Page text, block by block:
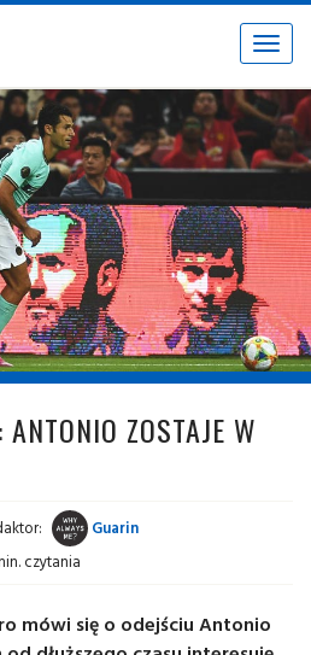
Toggle
ANTONIO ZOSTAJE W
Guarin
czytania
mówi się o odejściu Antonio